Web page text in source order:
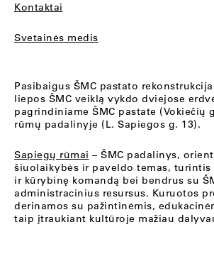
Kontaktai
Svetainės medis
Pasibaigus ŠMC pastato
liepos ŠMC veiklą vykdo dviejose
pagrindiniame ŠMC pastate (Vokiečių
rūmų padalinyje (L. Sapiegos g. 13).
Sapiegų rūmai – ŠMC padalinys,
šiuolaikybės ir paveldo temas, turintis
ir kūrybinę komandą bei bendrus su
administracinius resursus. Kuruotos
derinamos su pažintinėmis,
taip įtraukiant kultūroje mažiau